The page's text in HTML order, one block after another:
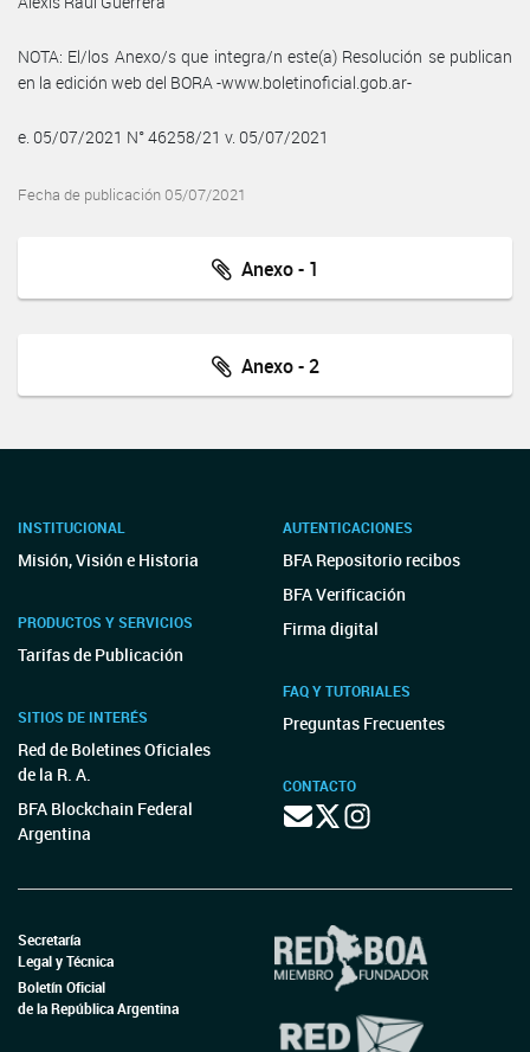
NOTA: El/los Anexo/s que integra/n este(a) Resolución se publican
en la edición web del BORA -www.boletinoficial.gob.ar-
e. 05/07/2021 N° 46258/21 v. 05/07/2021
Fecha de publicación 05/07/2021
Anexo - 1
Anexo - 2
INSTITUCIONAL
Misión, Visión e Historia
PRODUCTOS Y SERVICIOS
Tarifas de Publicación
SITIOS DE INTERÉS
Red de Boletines Oficiales
de la R. A.
BFA Blockchain Federal
Argentina
AUTENTICACIONES
BFA Repositorio recibos
BFA Verificación
Firma digital
FAQ Y TUTORIALES
Preguntas Frecuentes
CONTACTO
Secretaría
Legal y Técnica
Boletín Oficial
de la República Argentina